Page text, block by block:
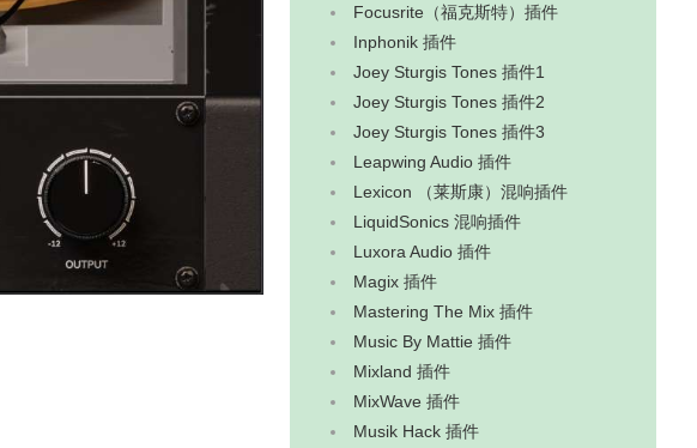
‌Focusrite（福克斯特）插件
Inphonik 插件
Joey Sturgis Tones 插件1
Joey Sturgis Tones 插件2
Joey Sturgis Tones 插件3
Leapwing Audio 插件
Lexicon （莱斯康）混响插件
LiquidSonics 混响插件
Luxora Audio 插件
Magix 插件
Mastering The Mix 插件
Music By Mattie 插件
Mixland 插件
MixWave 插件
‌Musik Hack‌ 插件